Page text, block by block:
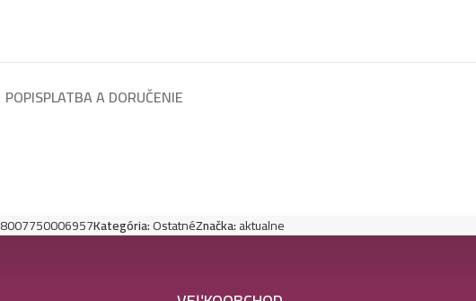
POPISPLATBA A DORUČENIE
8007750006957Kategória:OstatnéZnačka:aktualne